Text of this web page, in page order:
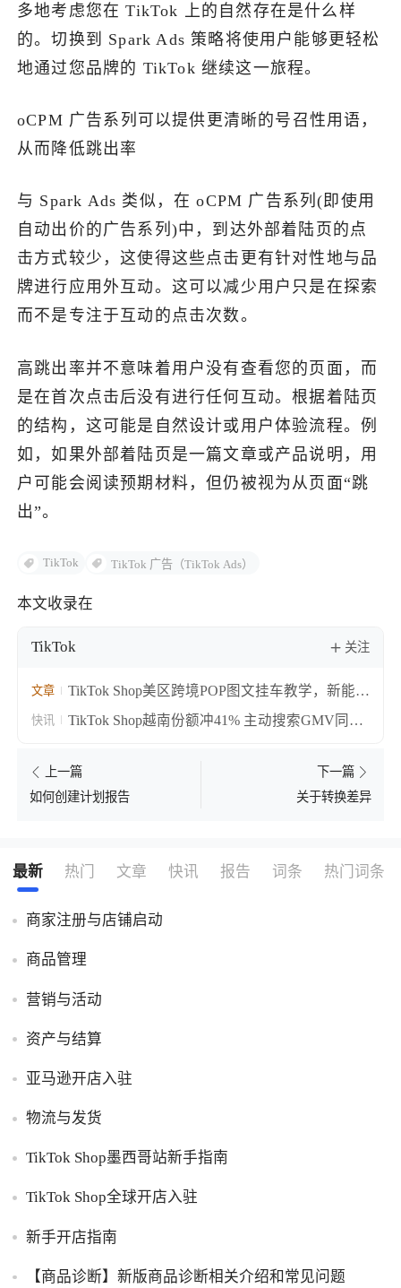
多地考虑您在 TikTok 上的自然存在是什么样
的。切换到 Spark Ads 策略将使用户能够更轻松
地通过您品牌的 TikTok 继续这一旅程。
oCPM 广告系列可以提供更清晰的号召性用语，
从而降低跳出率
与 Spark Ads 类似，在 oCPM 广告系列(即使用
自动出价的广告系列)中，到达外部着陆页的点
击方式较少，这使得这些点击更有针对性地与品
牌进行应用外互动。这可以减少用户只是在探索
而不是专注于互动的点击次数。
高跳出率并不意味着用户没有查看您的页面，而
是在首次点击后没有进行任何互动。根据着陆页
的结构，这可能是自然设计或用户体验流程。例
如，如果外部着陆页是一篇文章或产品说明，用
户可能会阅读预期材料，但仍被视为从页面“跳
出”。
TikTok TikTok 广告（TikTok Ads）
本文收录在
TikTok 关注
文章
TikTok Shop美区跨境POP图文挂车教学，新能力
覆盖选品发布全链路
快讯
TikTok Shop越南份额冲41% 主动搜索GMV同比
上一篇
如何创建计划报告
下一篇
关于转换差异
最新 热门 文章 快讯 报告 词条 热门词条
商家注册与店铺启动
商品管理
营销与活动
资产与结算
亚马逊开店入驻
物流与发货
TikTok Shop墨西哥站新手指南
TikTok Shop全球开店入驻
新手开店指南
【商品诊断】新版商品诊断相关介绍和常见问题